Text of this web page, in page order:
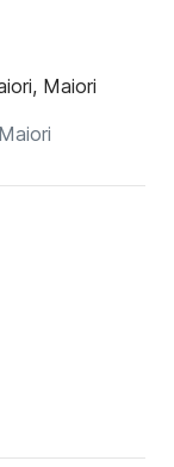
Maiori